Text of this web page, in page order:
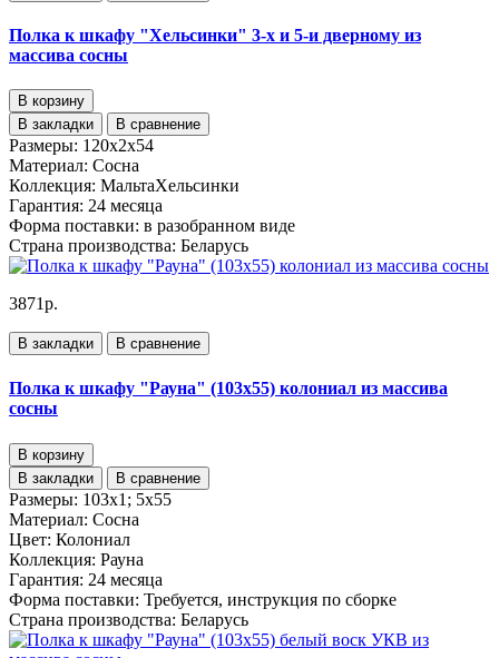
Полка к шкафу "Хельсинки" 3-х и 5-и дверному из
массива сосны
В корзину
В закладки
В сравнение
Размеры: 120х2х54
Материал: Сосна
Коллекция: МальтаХельсинки
Гарантия: 24 месяца
Форма поставки: в разобранном виде
Страна производства: Беларусь
3871р.
В закладки В сравнение
Полка к шкафу "Рауна" (103х55) колониал из массива
сосны
В корзину
В закладки
В сравнение
Размеры: 103х1; 5х55
Материал: Сосна
Цвет: Колониал
Коллекция: Рауна
Гарантия: 24 месяца
Форма поставки: Требуется, инструкция по сборке
Страна производства: Беларусь